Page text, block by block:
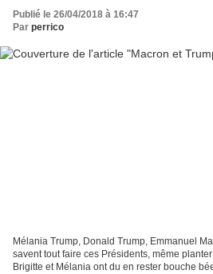
Publié le 26/04/2018 à 16:47
Par perrico
Mélania Trump, Donald Trump, Emmanuel
savent tout faire ces Présidents, même
Brigitte et Mélania ont du en rester bouche